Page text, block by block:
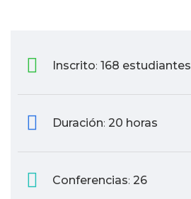
Inscrito: 168 estudiantes
Duración: 20 horas
Conferencias: 26